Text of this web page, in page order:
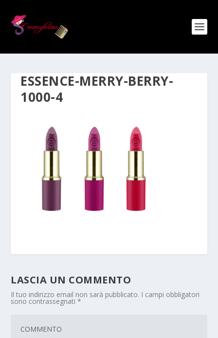
ESSENCE-MERRY-BERRY-
1000-4
LASCIA UN COMMENTO
Il tuo indirizzo email non sarà pubblicato. I campi obbligatori
sono contrassegnati*